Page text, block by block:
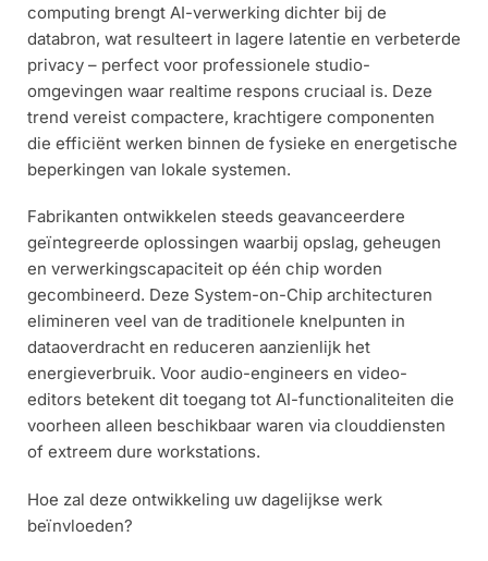
computing brengt AI-verwerking dichter bij de
databron, wat resulteert in lagere latentie en verbeterde
privacy – perfect voor professionele studio-
omgevingen waar realtime respons cruciaal is. Deze
trend vereist compactere, krachtigere componenten
die efficiënt werken binnen de fysieke en energetische
beperkingen van lokale systemen.
Fabrikanten ontwikkelen steeds geavanceerdere
geïntegreerde oplossingen waarbij opslag, geheugen
en verwerkingscapaciteit op één chip worden
gecombineerd. Deze System-on-Chip architecturen
elimineren veel van de traditionele knelpunten in
dataoverdracht en reduceren aanzienlijk het
energieverbruik. Voor audio-engineers en video-
editors betekent dit toegang tot AI-functionaliteiten die
voorheen alleen beschikbaar waren via clouddiensten
of extreem dure workstations.
Hoe zal deze ontwikkeling uw dagelijkse werk
beïnvloeden?